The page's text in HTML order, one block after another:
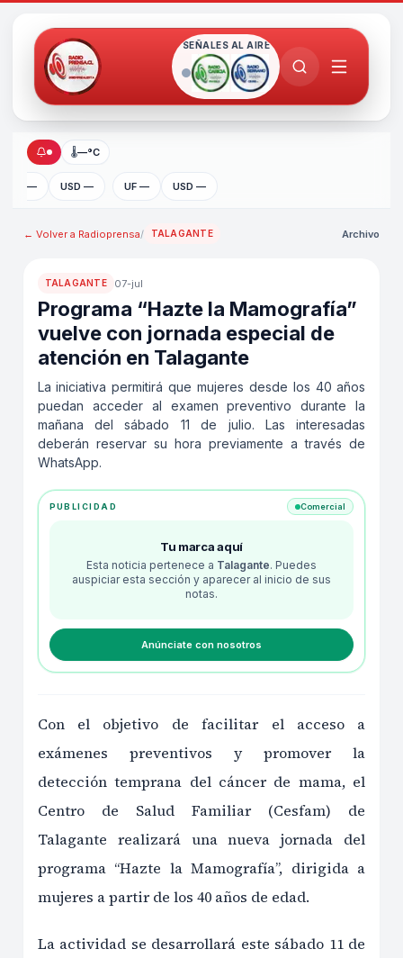
SEÑALES AL AIRE
🌡—°C
UF — USD — UF — USD —
← Volver a Radioprensa/ TALAGANTE Archivo
TALAGANTE 07-jul
Programa “Hazte la Mamografía”
vuelve con jornada especial de
atención en Talagante
La iniciativa permitirá que mujeres desde los 40 años
puedan acceder al examen preventivo durante la
mañana del sábado 11 de julio. Las interesadas
deberán reservar su hora previamente a través de
WhatsApp.
PUBLICIDAD Comercial
Tu marca aquí
Esta noticia pertenece a Talagante. Puedes
auspiciar esta sección y aparecer al inicio de sus
notas.
Anúnciate con nosotros
Con el objetivo de facilitar el acceso a
exámenes preventivos y promover la
detección temprana del cáncer de mama, el
Centro de Salud Familiar (Cesfam) de
Talagante realizará una nueva jornada del
programa “Hazte la Mamografía”, dirigida a
mujeres a partir de los 40 años de edad.
La actividad se desarrollará este sábado 11 de